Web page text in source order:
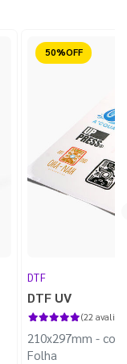
Reduzido
DTF
DTF UV
(22
210x297mm -
Folha